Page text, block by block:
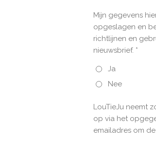
Mijn gegevens
opgeslagen en
richtlijnen en
nieuwsbrief. *
Ja
Nee
LouTieJu neemt
op via het
emailadres om